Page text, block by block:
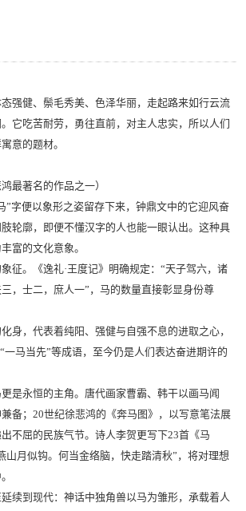
健、鬃毛秀美、色泽华丽，走起路来如行云流
它吃苦耐劳，勇往直前，对主人忠实，所以人们
意的题材。
鸿最著名的作品之一）
便以象形之姿留存下来，钟鼎文中的它迎风奋
轮廓，即便不懂汉字的人也能一眼认出。这种具
富的文化意象。
。《逸礼·王度记》明确规定：“天子驾六，诸
，士二，庶人一”，马的数量直接彰显身份尊
，代表着纯阳、强健与自强不息的进取之心，
一马当先”等成语，至今仍是人们表达奋进期许的
永恒的主角。唐代画家曹霸、韩干以画马闻
备；20世纪徐悲鸿的《奔马图》，以写意笔法展
不屈的民族气节。诗人李贺更写下23首《马
山月似钩。何当金络脑，快走踏清秋”，将对理想
到现代：神话中独角兽以马为雏形，承载着人